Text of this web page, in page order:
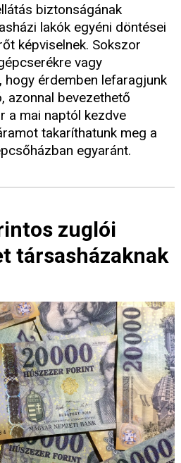
biztonságának
lakók egyéni döntései
képviselnek. Sokszor
vagy
hogy érdemben lefaragjunk
azonnal bevezethető
a mai naptól kezdve
takaríthatunk meg a
egyaránt.
zuglói
társasházaknak